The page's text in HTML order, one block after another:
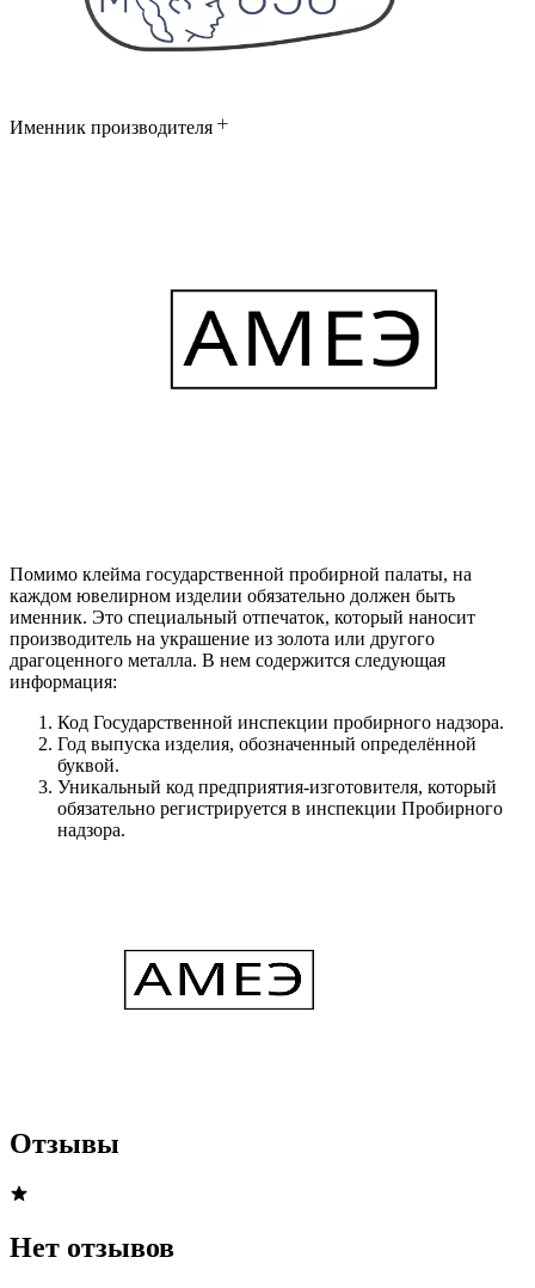
Именник производителя
Помимо клейма государственной пробирной палаты, на
каждом ювелирном изделии обязательно должен быть
именник. Это специальный отпечаток, который наносит
производитель на украшение из золота или другого
драгоценного металла. В нем содержится следующая
информация:
Код Государственной инспекции пробирного надзора.
Год выпуска изделия, обозначенный определённой
буквой.
Уникальный код предприятия-изготовителя, который
обязательно регистрируется в инспекции Пробирного
надзора.
Отзывы
Нет отзывов